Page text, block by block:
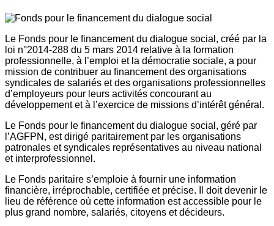
Le Fonds pour le financement du dialogue social, créé par la
loi n°2014-288 du 5 mars 2014 relative à la formation
professionnelle, à l’emploi et la démocratie sociale, a pour
mission de contribuer au financement des organisations
syndicales de salariés et des organisations professionnelles
d’employeurs pour leurs activités concourant au
développement et à l’exercice de missions d’intérêt général.
Le Fonds pour le financement du dialogue social, géré par
l’AGFPN, est dirigé paritairement par les organisations
patronales et syndicales représentatives au niveau national
et interprofessionnel.
Le Fonds paritaire s’emploie à fournir une information
financière, irréprochable, certifiée et précise. Il doit devenir le
lieu de référence où cette information est accessible pour le
plus grand nombre, salariés, citoyens et décideurs.